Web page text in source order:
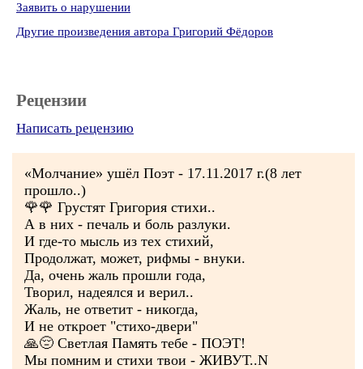
Заявить о нарушении
Другие произведения автора Григорий Фёдоров
Рецензии
Написать рецензию
«Молчание» ушёл Поэт - 17.11.2017 г.(8 лет
прошло..)
🌹🌹 Грустят Григория стихи..
А в них - печаль и боль разлуки.
И где-то мысль из тех стихий,
Продолжат, может, рифмы - внуки.
Да, очень жаль прошли года,
Творил, надеялся и верил..
Жаль, не ответит - никогда,
И не откроет "стихо-двери"
🙏😔 Светлая Память тебе - ПОЭТ!
Мы помним и стихи твои - ЖИВУТ..N